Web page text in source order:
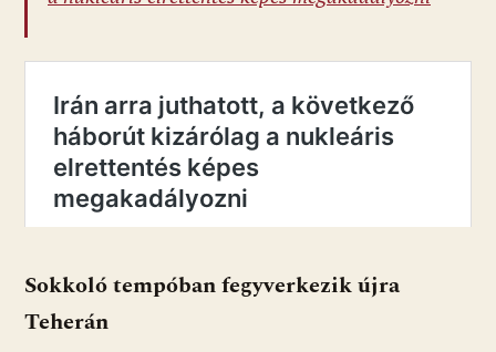
Sokkoló tempóban fegyverkezik újra
Teherán